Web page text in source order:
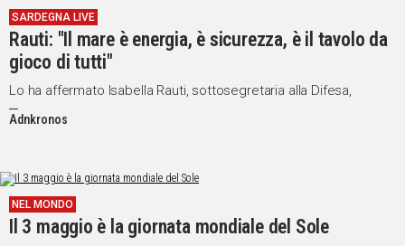
SARDEGNA LIVE
Rauti: "Il mare è energia, è sicurezza, è il tavolo da
gioco di tutti"
Lo ha affermato Isabella Rauti, sottosegretaria alla Difesa,
Adnkronos
NEL MONDO
Il 3 maggio è la giornata mondiale del Sole